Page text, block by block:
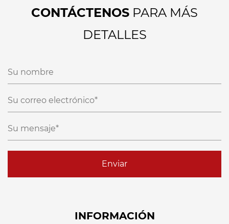
CONTÁCTENOS PARA MÁS
DETALLES
Enviar
INFORMACIÓN